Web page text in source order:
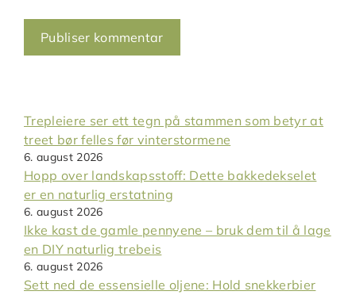
Trepleiere ser ett tegn på stammen som betyr at
treet bør felles før vinterstormene
6. august 2026
Hopp over landskapsstoff: Dette bakkedekselet
er en naturlig erstatning
6. august 2026
Ikke kast de gamle pennyene – bruk dem til å lage
en DIY naturlig trebeis
6. august 2026
Sett ned de essensielle oljene: Hold snekkerbier